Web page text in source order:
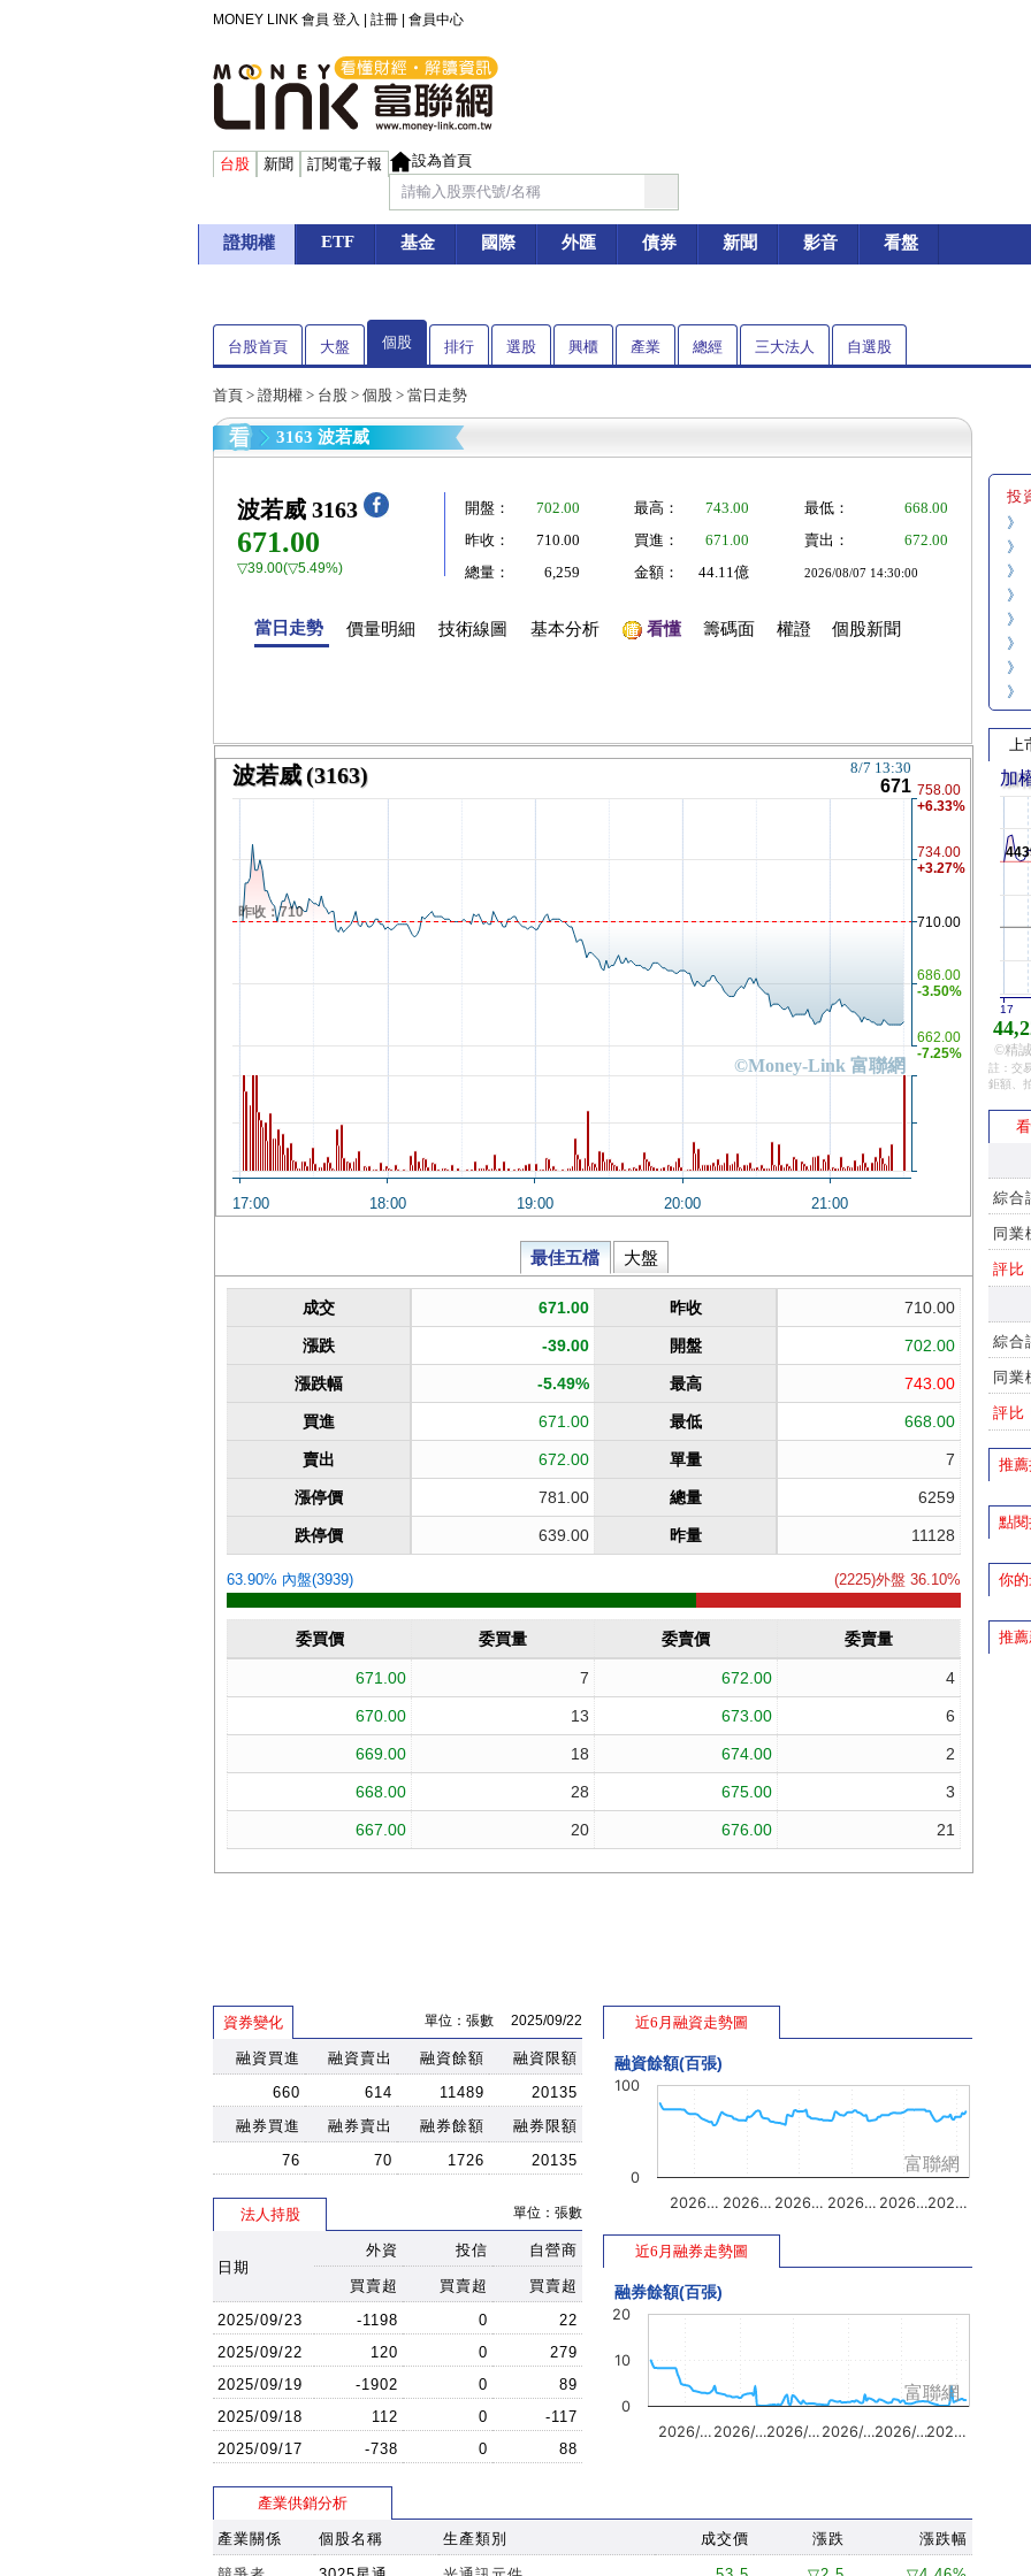
MONEY LINK 會員 登入 註冊 會員中心
台股 新聞 訂閱電子報 設為首頁
證期權 ETF 基金 國際 外匯 債券 新聞 影音 看盤
台股首頁 大盤 個股 排行 選股 興櫃 產業 總經 三大法人 自選股
首頁 > 證期權 > 台股 > 個股 > 當日走勢
3163 波若威
波若威 3163
671.00
▽39.00(▽5.49%)
開盤： 702.00 最高： 743.00 最低：
668.00
昨收：
710.00 買進： 671.00 賣出：
672.00
總量：
6,259 金額： 44.11億 2026/08/07 14:30:00
當日走勢 價量明細 技術線圖 基本分析 看懂 籌碼面 權證 個股新聞
資券變化 單位：張數 2025/09/22
融資買進 融資賣出 融資餘額
融資限額
660
614 11489
20135
融券買進
融券賣出 融券餘額
融券限額
76
70 1726 20135
法人持股 單位：張數
日期
外資 投信 自營商
買賣超 買賣超
買賣超
2025/09/23
-1198 0
22
2025/09/22
120 0
279
2025/09/19
-1902 0
89
2025/09/18
112 0
-117
2025/09/17
-738 0 88
近6月融資走勢圖
融資餘額(百張)
2026… 2026… 2026… 2026… 2026…202…
0
100
富聯網
近6月融券走勢圖
融券餘額(百張)
2026/… 2026/…2026/… 2026/…2026/…202…
0
10
20
富聯網
產業供銷分析
產業關係 個股名稱 生產類別 成交價 漲跌 漲跌幅
投
》
》
》
》
》
》
》
》
上
加
17
©精
註：交
鉅額、
綜合
同業
評比
綜合
同業
評比
推
點
你
推